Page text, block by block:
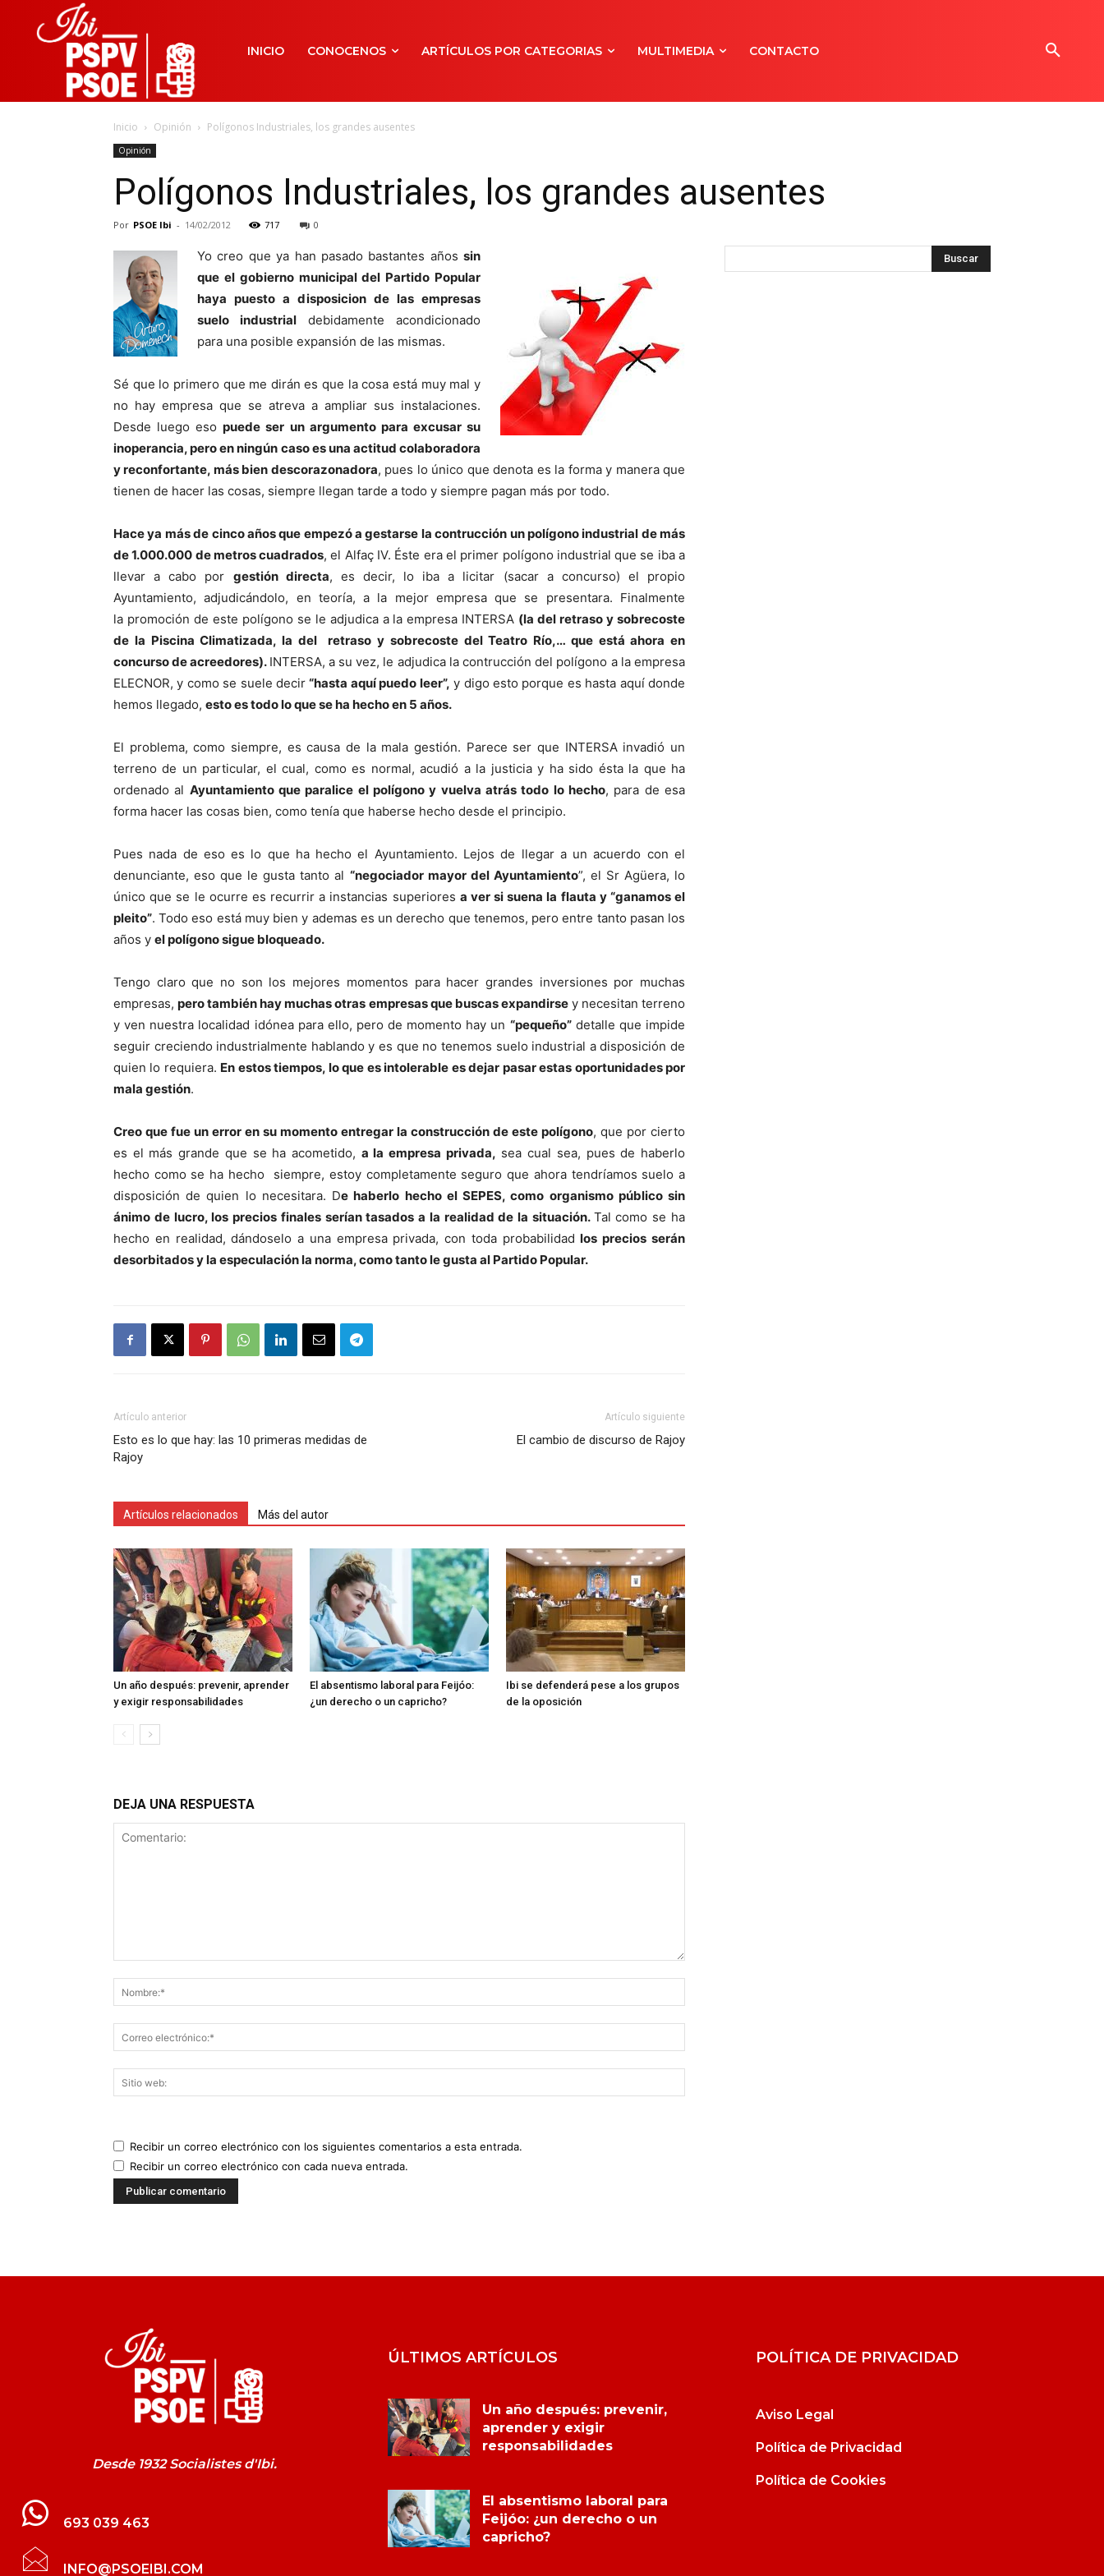
INICIO CONOCENOS ARTÍCULOS POR CATEGORIAS MULTIMEDIA CONTACTO
Inicio Opinión Polígonos Industriales, los grandes ausentes
Opinión
Polígonos Industriales, los grandes ausentes
Por PSOE Ibi - 14/02/2012 717 0
Yo creo que ya han pasado bastantes años sin
que el gobierno municipal del Partido Popular
haya puesto a disposicion de las empresas
suelo industrial debidamente acondicionado
para una posible expansión de las mismas.
Sé que lo primero que me dirán es que la cosa está muy mal y
no hay empresa que se atreva a ampliar sus instalaciones.
Desde luego esopuede ser un argumento para excusar su
inoperancia, pero en ningún caso es una actitud colaboradora
y reconfortante, más bien descorazonadora, pues lo único que denota es la forma y manera que
tienen de hacer las cosas, siempre llegan tarde a todo y siempre pagan más por todo.
Hace ya más de cinco años que empezó a gestarse la contrucción un polígono industrial de más
de 1.000.000 de metros cuadrados, el Alfaç IV. Éste era el primer polígono industrial que se iba a
llevar a cabo por gestión directa, es decir, lo iba a licitar (sacar a concurso) el propio
Ayuntamiento, adjudicándolo, en teoría, a la mejor empresa que se presentara. Finalmente
la promoción de este polígono se le adjudica a la empresa INTERSA (la del retraso y sobrecoste
de la Piscina Climatizada, la del
retraso y sobrecoste delTeatro Río,… que está ahora en
concurso de acreedores). INTERSA, a su vez, le adjudica la contrucción del polígono a la empresa
ELECNOR, y como se suele decir“hasta aquí puedo leer”, y digo esto porque es hasta aquí donde
hemos llegado, esto es todo lo que se ha hecho en 5 años.
El problema, como siempre, es causa de la mala gestión. Parece ser que INTERSA invadió un
terreno de un particular, el cual, como es normal, acudió a la justicia y ha sido ésta la que ha
ordenado al Ayuntamiento que paralice el polígono y vuelva atrás todo lo hecho, para de esa
forma hacer las cosas bien, como tenía que haberse hecho desde el principio.
Pues nada de eso es lo que ha hecho el Ayuntamiento. Lejos de llegar a un acuerdo con el
denunciante, eso que le gusta tanto al “negociador mayor del Ayuntamiento”, el Sr Agüera, lo
único que se le ocurre es recurrir a instancias superiores a ver si suena la flauta y “ganamos el
pleito”. Todo eso está muy bien y ademas es un derecho que tenemos, pero entre tanto pasan los
años y el polígono sigue bloqueado.
Tengo claro que no son los mejores momentos para hacer grandes inversiones por muchas
empresas,pero también hay muchas otras empresas que buscas expandirsey necesitan terreno
y ven nuestra localidad idónea para ello, pero de momento hay un “pequeño”detalle que impide
seguir creciendo industrialmente hablando y es que no tenemos suelo industrial a disposición de
quien lo requiera. En estos tiempos, lo que es intolerable es dejar pasar estas oportunidades por
mala gestión.
Creo que fue un error en su momento entregar la construcción de este polígono, que por cierto
es el más grande que se ha acometido, a la empresa privada, sea cual sea, pues de haberlo
hecho como se ha hecho siempre, estoy completamente seguro que ahora tendríamos suelo a
disposición de quien lo necesitara. De haberlo hecho el SEPES, como organismo público sin
ánimo de lucro, los precios finales serían tasados a la realidad de la situación. Tal como se ha
hecho en realidad, dándoselo a una empresa privada, con toda probabilidadlos precios serán
desorbitados y la especulación la norma, como tanto le gusta al Partido Popular.
Artículo anterior
Esto es lo que hay: las 10 primeras medidas de
Rajoy
Artículo siguiente
El cambio de discurso de Rajoy
Artículos relacionados Más del autor
Un año después: prevenir, aprender
y exigir responsabilidades
El absentismo laboral para Feijóo:
¿un derecho o un capricho?
Ibi se defenderá pese a los grupos
de la oposición
DEJA UNA RESPUESTA
Recibir un correo electrónico con los siguientes comentarios a esta entrada.
Recibir un correo electrónico con cada nueva entrada.
Desde 1932 Socialistes d'Ibi.
693 039 463
INFO@PSOEIBI.COM
ÚLTIMOS ARTÍCULOS
Un año después: prevenir,
aprender y exigir
responsabilidades
El absentismo laboral para
Feijóo: ¿un derecho o un
capricho?
POLÍTICA DE PRIVACIDAD
Aviso Legal
Política de Privacidad
Política de Cookies